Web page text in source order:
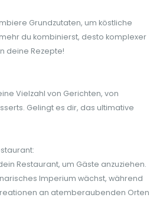
Grundzutaten, um köstliche
du kombinierst, desto komplexer
deine Rezepte!
Vielzahl von Gerichten, von
Gelingt es dir, das ultimative
Restaurant, um Gäste anzuziehen.
Imperium wächst, während
an atemberaubenden Orten